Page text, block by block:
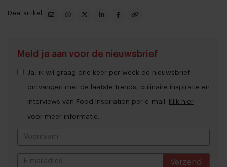
Deel artikel
Meld je aan voor de nieuwsbrief
Ja, ik wil graag drie keer per week de nieuwsbrief
ontvangen met de laatste trends, culinaire inspiratie en
interviews van Food Inspiration per e-mail. Klik hier
voor meer informatie.
Verzend